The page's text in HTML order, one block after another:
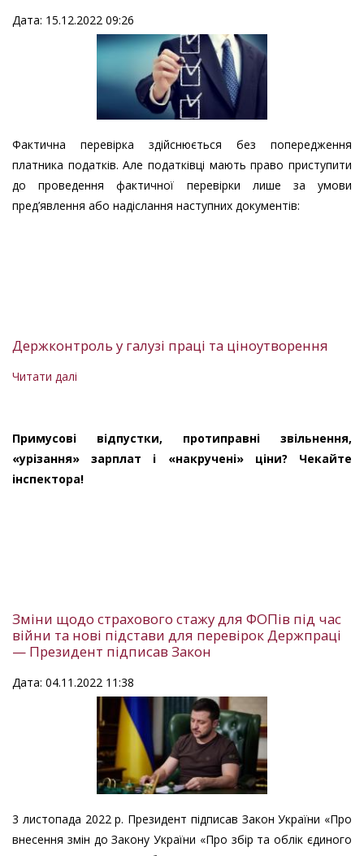
Дата: 15.12.2022 09:26
Фактична перевірка здійснюється без попередження
платника податків. Але податківці мають право приступити
до проведення фактичної перевірки лише за умови
пред’явлення або надіслання наступних документів:
Держконтроль у галузі праці та ціноутворення
Читати далі
галузі
праці
та
Примусові відпустки, протиправні звільнення,
«урізання» зарплат і «накручені» ціни? Чекайте
інспектора!
Зміни щодо страхового стажу для ФОПів під час
війни та нові підстави для перевірок Держпраці
— Президент підписав Закон
Дата: 04.11.2022 11:38
3 листопада 2022 р. Президент підписав Закон України «Про
внесення змін до Закону України «Про збір та облік єдиного